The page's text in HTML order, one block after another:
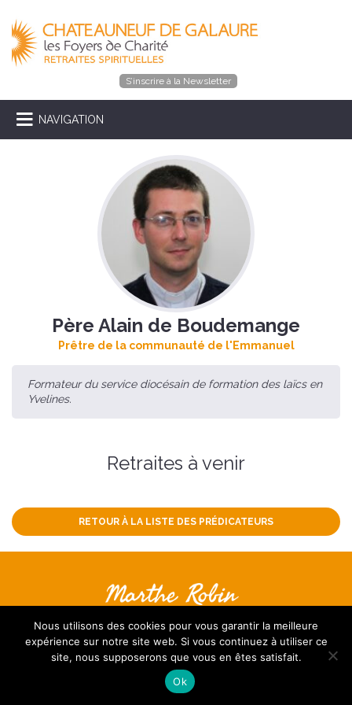
S’inscrire à la Newsletter
NAVIGATION
Père Alain de Boudemange
Prêtre de la communauté de l'Emmanuel
Formateur du service diocésain de formation des laïcs en
Yvelines.
Retraites à venir
RETOUR À LA LISTE DES PRÉDICATEURS
S’inscrire à la Newsletter
FAQ
Mentions légales
Nous utilisons des cookies pour vous garantir la meilleure
expérience sur notre site web. Si vous continuez à utiliser ce
site, nous supposerons que vous en êtes satisfait.
Ok